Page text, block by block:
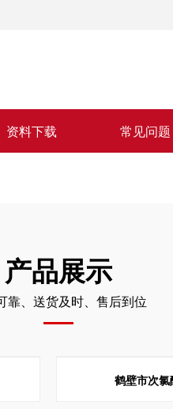
资料下载 常见问题
产品展示
靠、送货及时、售后到位
鹤壁市次氯